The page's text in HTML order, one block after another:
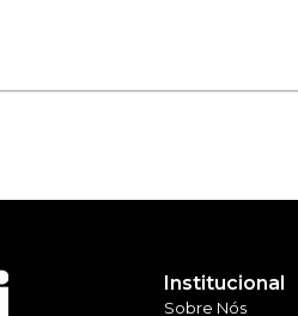
Institucional
Sobre Nós